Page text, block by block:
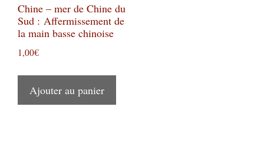
Chine – mer de Chine du
Sud : Affermissement de
la main basse chinoise
1,00€
Ajouter au panier